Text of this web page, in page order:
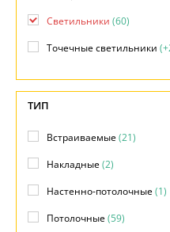
Контакты
Светильники (60)
Точечные светильники
ТИП
Встраиваемые(21)
Накладные(2)
Настенно-потолочные(1)
Потолочные(59)